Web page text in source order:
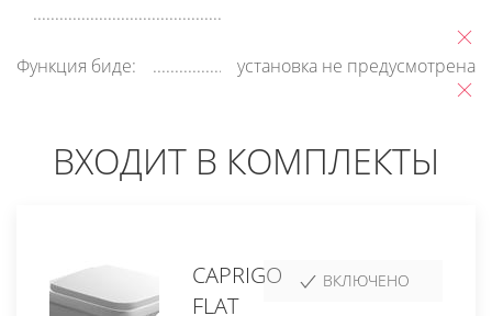
Функция биде: установка не предусмотрена
ВХОДИТ В КОМПЛЕКТЫ
CAPRIGO
FLAT
ВКЛЮЧЕНО